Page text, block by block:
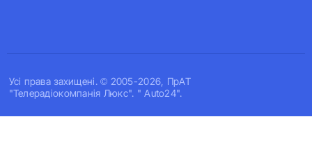
Усi права захищенi. © 2005-2026, ПрАТ
"Телерадіокомпанія Люкс". " Auto24".